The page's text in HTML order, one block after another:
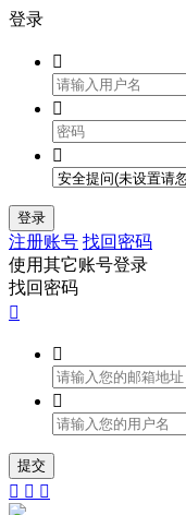
登录



登录
注册账号 找回密码
使用其它账号登录
找回密码



提交
  